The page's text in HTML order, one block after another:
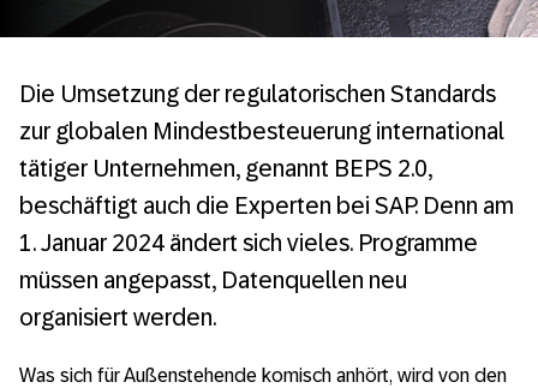
Die Umsetzung der regulatorischen Standards
zur globalen Mindestbesteuerung international
tätiger Unternehmen, genannt BEPS 2.0,
beschäftigt auch die Experten bei SAP. Denn am
1. Januar 2024 ändert sich vieles. Programme
müssen angepasst, Datenquellen neu
organisiert werden.
Was sich für Außenstehende komisch anhört, wird von den